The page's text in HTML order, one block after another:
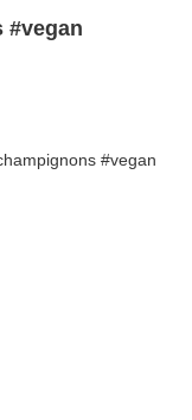
#vegan